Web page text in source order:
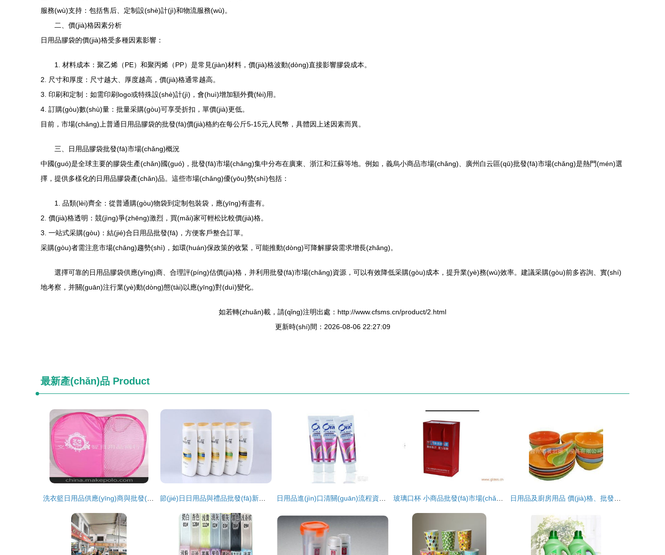
服務(wù)支持：包括售后、定制設(shè)計(jì)和物流服務(wù)。
二、價(jià)格因素分析
日用品膠袋的價(jià)格受多種因素影響：
1. 材料成本：聚乙烯（PE）和聚丙烯（PP）是常見(jiàn)材料，價(jià)格波動(dòng)直接影響膠袋成本。
2. 尺寸和厚度：尺寸越大、厚度越高，價(jià)格通常越高。
3. 印刷和定制：如需印刷logo或特殊設(shè)計(jì)，會(huì)增加額外費(fèi)用。
4. 訂購(gòu)數(shù)量：批量采購(gòu)可享受折扣，單價(jià)更低。
目前，市場(chǎng)上普通日用品膠袋的批發(fā)價(jià)格約在每公斤5-15元人民幣，具體因上述因素而異。
三、日用品膠袋批發(fā)市場(chǎng)概況
中國(guó)是全球主要的膠袋生產(chǎn)國(guó)，批發(fā)市場(chǎng)集中分布在廣東、浙江和江蘇等地。例如，義烏小商品市場(chǎng)、廣州白云區(qū)批發(fā)市場(chǎng)是熱門(mén)選
擇，提供多樣化的日用品膠袋產(chǎn)品。這些市場(chǎng)優(yōu)勢(shì)包括：
1. 品類(lèi)齊全：從普通購(gòu)物袋到定制包裝袋，應(yīng)有盡有。
2. 價(jià)格透明：競(jìng)爭(zhēng)激烈，買(mǎi)家可輕松比較價(jià)格。
3. 一站式采購(gòu)：結(jié)合日用品批發(fā)，方便客戶整合訂單。
采購(gòu)者需注意市場(chǎng)趨勢(shì)，如環(huán)保政策的收緊，可能推動(dòng)可降解膠袋需求增長(zhǎng)。
選擇可靠的日用品膠袋供應(yīng)商、合理評(píng)估價(jià)格，并利用批發(fā)市場(chǎng)資源，可以有效降低采購(gòu)成本，提升業(yè)務(wù)效率。建議采購(gòu)前多咨詢、實(shí)
地考察，并關(guān)注行業(yè)動(dòng)態(tài)以應(yīng)對(duì)變化。
如若轉(zhuǎn)載，請(qǐng)注明出處：http://www.cfsms.cn/product/2.html
更新時(shí)間：2026-08-06 22:27:09
最新產(chǎn)品 Product